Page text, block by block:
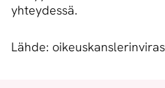
yhteydessä.
Lähde: